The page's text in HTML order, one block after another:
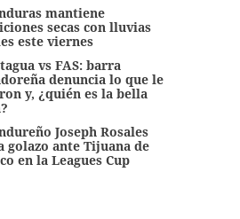
mantiene
secas con lluvias
este viernes
vs FAS: barra
denuncia lo que le
y, ¿quién es la bella
Joseph Rosales
golazo ante Tijuana de
en la Leagues Cup